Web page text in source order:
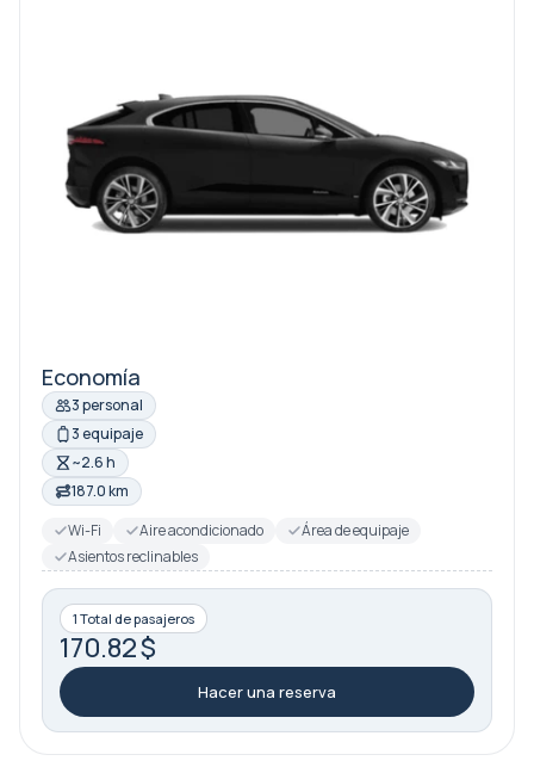
Economía
3 personal
3 equipaje
~2.6 h
187.0 km
Wi-Fi
Aire acondicionado
Área de equipaje
Asientos reclinables
1 Total de pasajeros
170.82 $
Hacer una reserva